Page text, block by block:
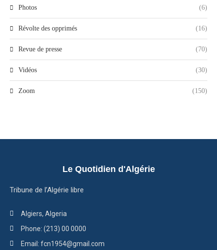
Photos (6)
Révolte des opprimés (16)
Revue de presse (70)
Vidéos (30)
Zoom (150)
Le Quotidien d'Algérie
Tribune de l’Algérie libre
Algiers, Algeria
Phone: (213) 00 0000
Email: fcn1954@gmail.com